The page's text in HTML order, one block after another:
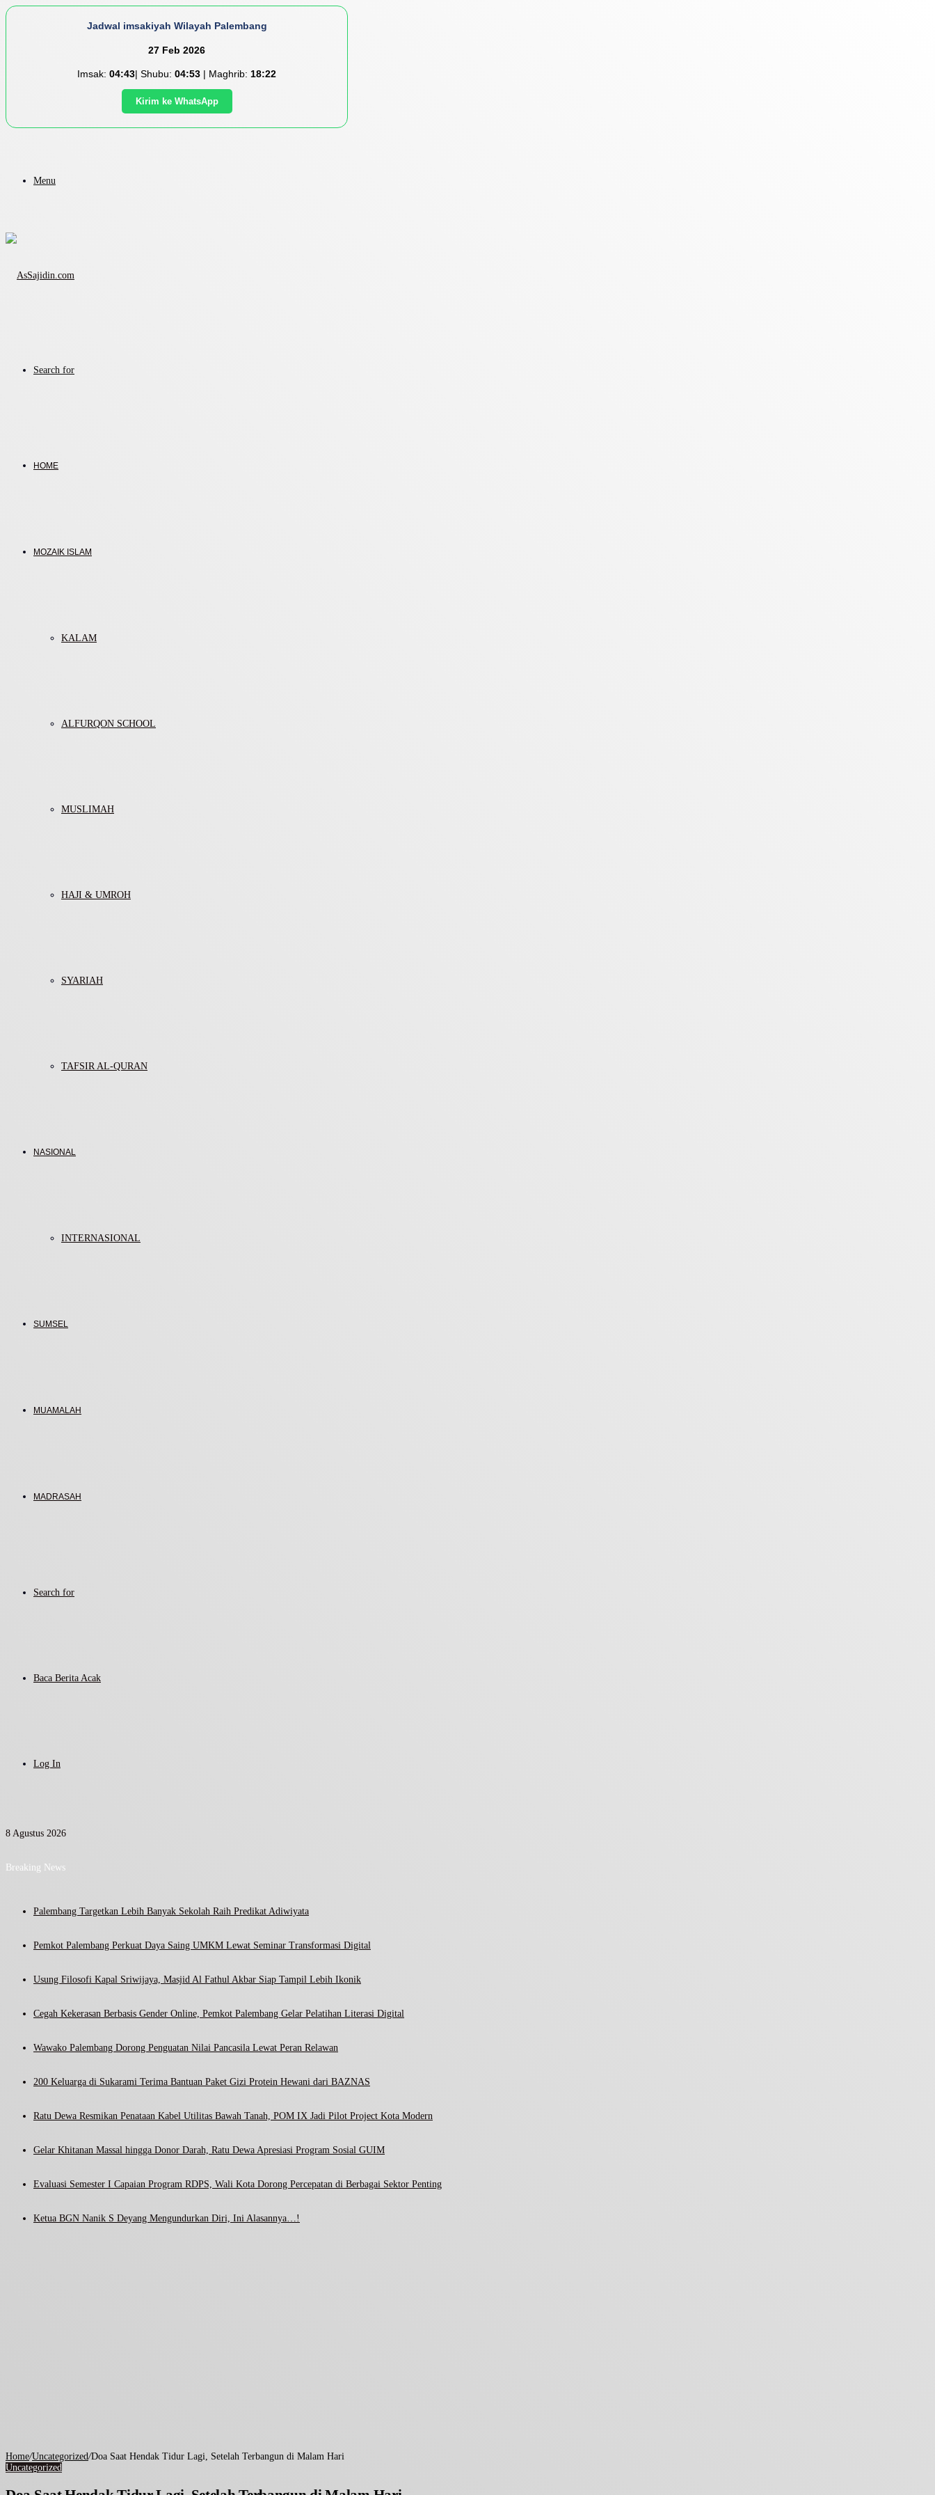
Jadwal imsakiyah Wilayah Palembang
27 Feb 2026
Imsak: 04:43| Shubu: 04:53 | Maghrib: 18:22
Kirim ke WhatsApp
Menu
Search for
HOME
MOZAIK ISLAM
KALAM
ALFURQON SCHOOL
MUSLIMAH
HAJI & UMROH
SYARIAH
TAFSIR AL-QURAN
NASIONAL
INTERNASIONAL
SUMSEL
MUAMALAH
MADRASAH
Search for
Baca Berita Acak
Log In
8 Agustus 2026
Breaking News
Palembang Targetkan Lebih Banyak Sekolah Raih Predikat Adiwiyata
Pemkot Palembang Perkuat Daya Saing UMKM Lewat Seminar Transformasi Digital
Usung Filosofi Kapal Sriwijaya, Masjid Al Fathul Akbar Siap Tampil Lebih Ikonik
Cegah Kekerasan Berbasis Gender Online, Pemkot Palembang Gelar Pelatihan Literasi Digital
Wawako Palembang Dorong Penguatan Nilai Pancasila Lewat Peran Relawan
200 Keluarga di Sukarami Terima Bantuan Paket Gizi Protein Hewani dari BAZNAS
Ratu Dewa Resmikan Penataan Kabel Utilitas Bawah Tanah, POM IX Jadi Pilot Project Kota Modern
Gelar Khitanan Massal hingga Donor Darah, Ratu Dewa Apresiasi Program Sosial GUIM
Evaluasi Semester I Capaian Program RDPS, Wali Kota Dorong Percepatan di Berbagai Sektor Penting
Ketua BGN Nanik S Deyang Mengundurkan Diri, Ini Alasannya…!
Home/Uncategorized/Doa Saat Hendak Tidur Lagi, Setelah Terbangun di Malam Hari
Uncategorized